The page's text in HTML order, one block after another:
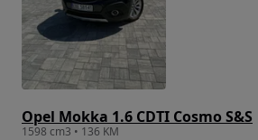
Opel Mokka 1.6 CDTI Cosmo S&S
1598 cm3 • 136 KM